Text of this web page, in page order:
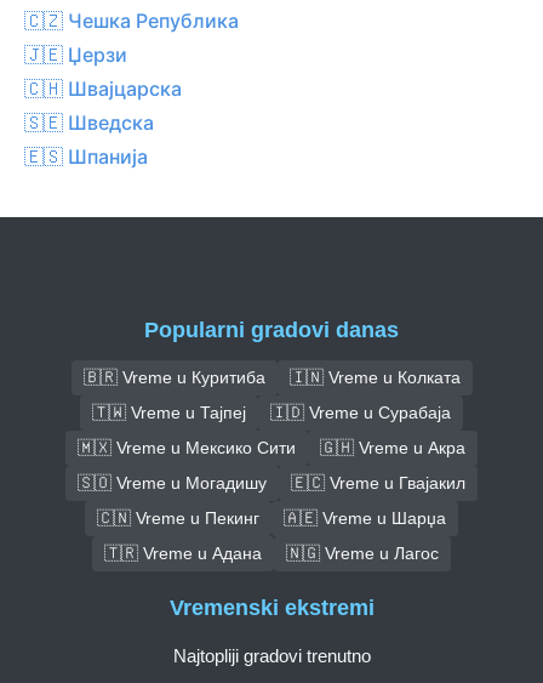
🇨🇿 Чешка Република
🇯🇪 Џерзи
🇨🇭 Швајцарска
🇸🇪 Шведска
🇪🇸 Шпанија
Popularni gradovi danas
🇧🇷 Vreme u Куритиба
🇮🇳 Vreme u Колката
🇹🇼 Vreme u Тајпеј
🇮🇩 Vreme u Сурабаја
🇲🇽 Vreme u Мексико Сити
🇬🇭 Vreme u Акра
🇸🇴 Vreme u Могадишу
🇪🇨 Vreme u Гвајакил
🇨🇳 Vreme u Пекинг
🇦🇪 Vreme u Шарџа
🇹🇷 Vreme u Адана
🇳🇬 Vreme u Лагос
Vremenski ekstremi
Najtopliji gradovi trenutno